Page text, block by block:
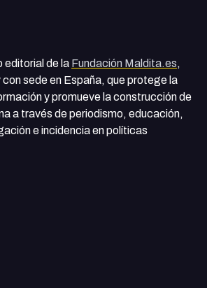
editorial de la Fundación Maldita.es,
con sede en España, que protege la
y promueve la construcción de
a través de periodismo, educación,
e incidencia en políticas